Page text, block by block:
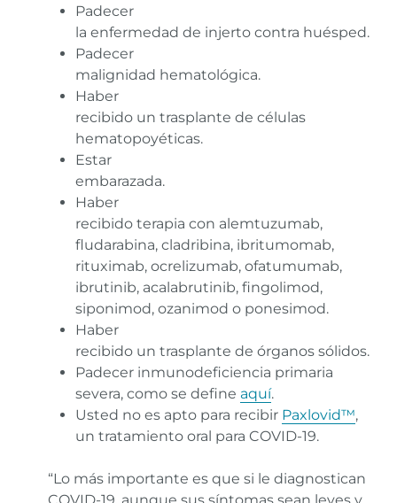
Padecer
la enfermedad de injerto contra huésped.
Padecer
malignidad hematológica.
Haber
recibido un trasplante de células
hematopoyéticas.
Estar
embarazada.
Haber
recibido terapia con alemtuzumab,
fludarabina, cladribina, ibritumomab,
rituximab, ocrelizumab, ofatumumab,
ibrutinib, acalabrutinib, fingolimod,
siponimod, ozanimod o ponesimod.
Haber
recibido un trasplante de órganos sólidos.
Padecer inmunodeficiencia primaria
severa, como se define aquí.
Usted no es apto para recibir Paxlovid™,
un tratamiento oral para COVID-19.
“Lo más importante es que si le diagnostican